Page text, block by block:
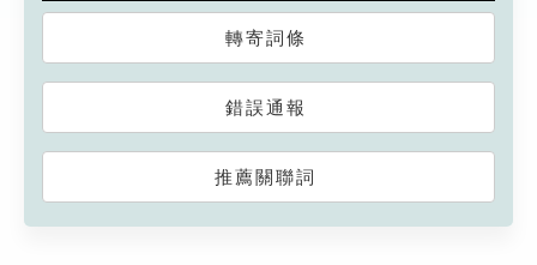
轉寄詞條
錯誤通報
推薦關聯詞